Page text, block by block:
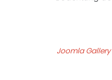
Joomla Gallery